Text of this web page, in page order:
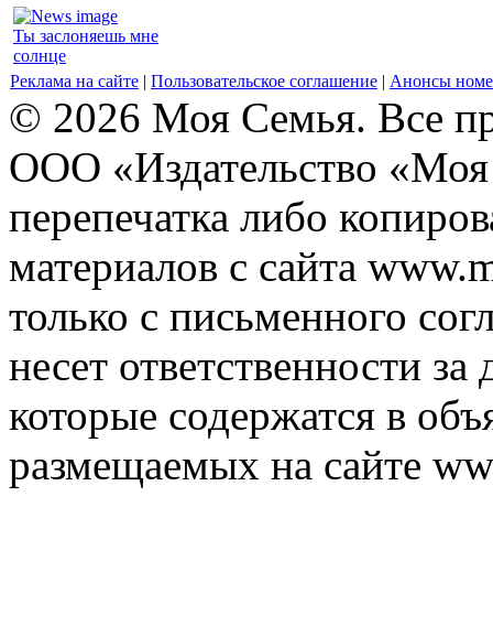
Ты заслоняешь мне
солнце
Реклама на сайте | Пользовательское соглашение | Анонсы
© 2026 Моя Семья. Все
ООО «Издательство
перепечатка либо
материалов с сайта
только с письменного
несет ответственности
которые содержатся в
размещаемых на сайте